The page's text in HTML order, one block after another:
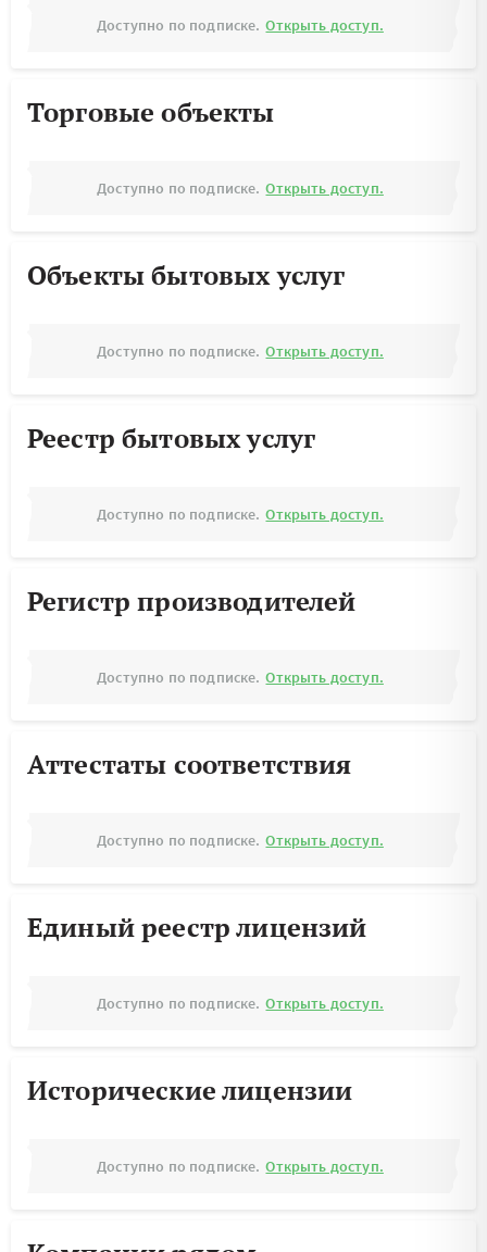
Доступно по подписке. Открыть доступ.
Торговые объекты
Доступно по подписке. Открыть доступ.
Объекты бытовых услуг
Доступно по подписке. Открыть доступ.
Реестр бытовых услуг
Доступно по подписке. Открыть доступ.
Регистр производителей
Доступно по подписке. Открыть доступ.
Аттестаты соответствия
Доступно по подписке. Открыть доступ.
Единый реестр лицензий
Доступно по подписке. Открыть доступ.
Исторические лицензии
Доступно по подписке. Открыть доступ.